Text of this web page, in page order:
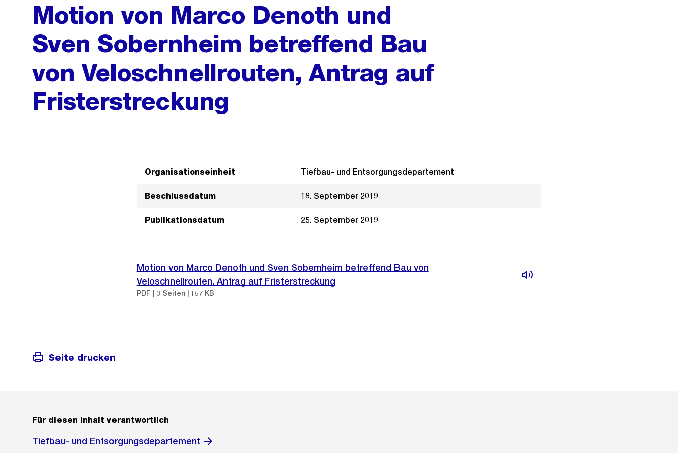
Motion von Marco Denoth und
Sven Sobernheim betreffend Bau
von Veloschnellrouten, Antrag auf
Fristerstreckung
Organisationseinheit Tiefbau- und Entsorgungsdepartement
Beschlussdatum 18. September 2019
Publikationsdatum 25. September 2019
Motion von Marco Denoth und Sven Sobernheim betreffend Bau von
Veloschnellrouten, Antrag auf Fristerstreckung
PDF | 3 Seiten | 157 KB
Seite drucken
Für diesen Inhalt verantwortlich
Tiefbau- und Entsorgungsdepartement